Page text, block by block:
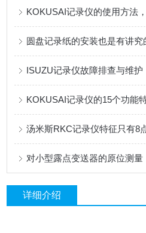
KOKUSAI记录仪的使用方法
圆盘记录纸的安装也是有讲究
ISUZU记录仪故障排查与维
KOKUSAI记录仪的15个功能
汤米斯RKC记录仪特征只有8
对小型露点变送器的原位测量
详细介绍